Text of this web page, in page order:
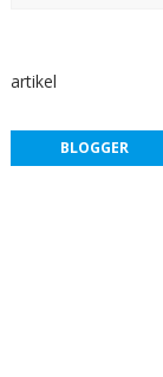
artikel
BLOGGER